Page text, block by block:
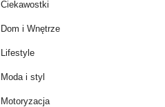
Ciekawostki
Dom i Wnętrze
Lifestyle
Moda i styl
Motoryzacja